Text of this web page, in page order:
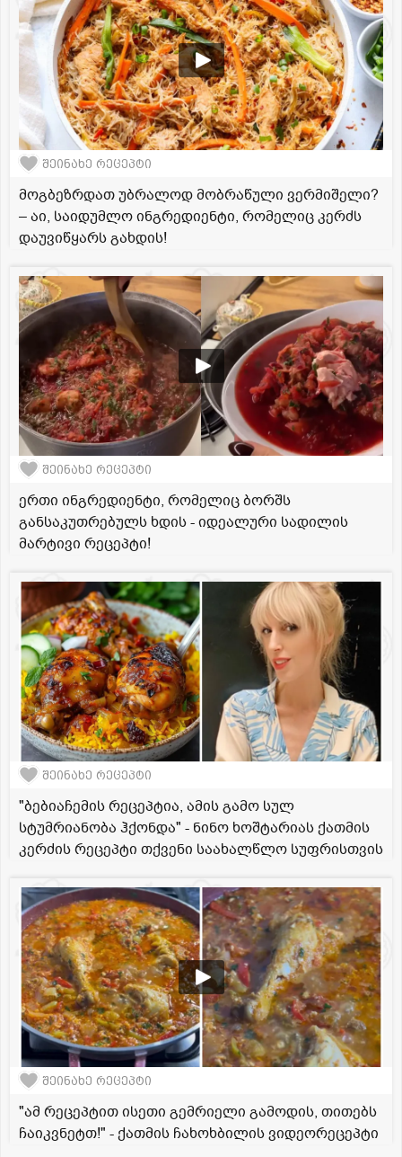
შეინახე რეცეპტი
მოგბეზრდათ უბრალოდ მობრაწული ვერმიშელი?
– აი, საიდუმლო ინგრედიენტი, რომელიც კერძს
დაუვიწყარს გახდის!
შეინახე რეცეპტი
ერთი ინგრედიენტი, რომელიც ბორშს
განსაკუთრებულს ხდის - იდეალური სადილის
მარტივი რეცეპტი!
შეინახე რეცეპტი
"ბებიაჩემის რეცეპტია, ამის გამო სულ
სტუმრიანობა ჰქონდა" - ნინო ხოშტარიას ქათმის
კერძის რეცეპტი თქვენი საახალწლო სუფრისთვის
შეინახე რეცეპტი
"ამ რეცეპტით ისეთი გემრიელი გამოდის, თითებს
ჩაიკვნეტთ!" - ქათმის ჩახოხბილის ვიდეორეცეპტი